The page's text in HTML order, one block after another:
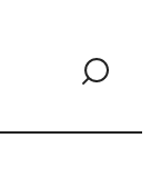
Siirry